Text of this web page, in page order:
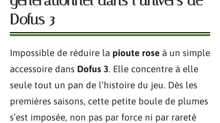
Dofus 3
Impossible de réduire la pioute rose à un simple
accessoire dans Dofus 3. Elle concentre à elle
seule tout un pan de l’histoire du jeu. Dès les
premières saisons, cette petite boule de plumes
s’est imposée, non pas par force ni par rareté